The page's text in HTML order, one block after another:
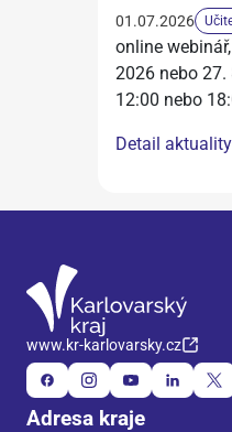
01.07.2026
online
2026 nebo 27.
12:00 nebo
Detail aktuality
www.kr-karlovarsky.cz
Adresa kraje